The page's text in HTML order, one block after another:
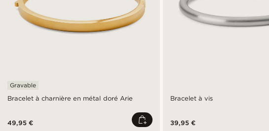
Bracelet à charnière en métal doré Arie
Gravable
49,95 €
Bracelet à vis
39,95 €